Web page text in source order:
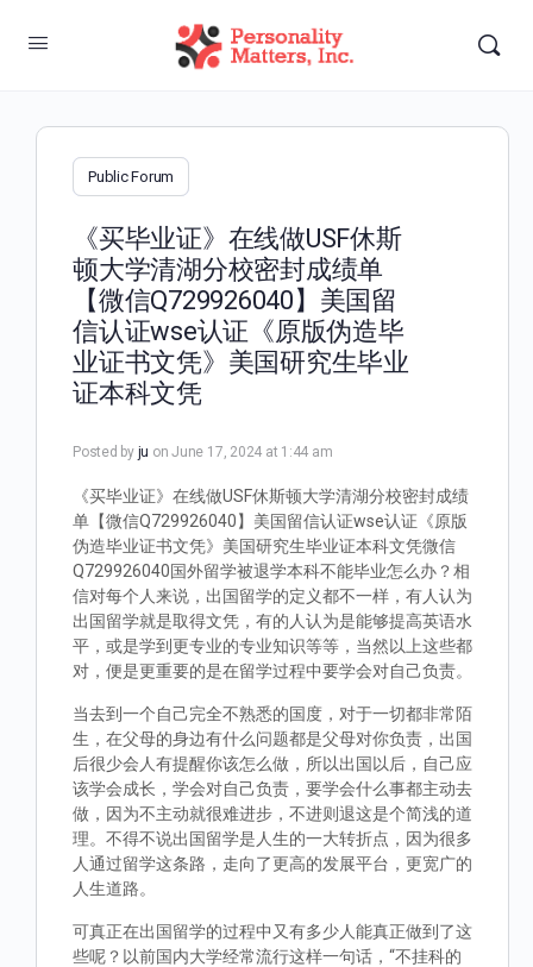
Public Forum
《买毕业证》在线做USF休斯
顿大学清湖分校密封成绩单
【微信Q729926040】美国留
信认证wse认证《原版伪造毕
业证书文凭》美国研究生毕业
证本科文凭
Posted by ju on June 17, 2024 at 1:44 am
《买毕业证》在线做USF休斯顿大学清湖分校密封成绩
单【微信Q729926040】美国留信认证wse认证《原版
伪造毕业证书文凭》美国研究生毕业证本科文凭微信
Q729926040国外留学被退学本科不能毕业怎么办？相
信对每个人来说，出国留学的定义都不一样，有人认为
出国留学就是取得文凭，有的人认为是能够提高英语水
平，或是学到更专业的专业知识等等，当然以上这些都
对，便是更重要的是在留学过程中要学会对自己负责。
当去到一个自己完全不熟悉的国度，对于一切都非常陌
生，在父母的身边有什么问题都是父母对你负责，出国
后很少会人有提醒你该怎么做，所以出国以后，自己应
该学会成长，学会对自己负责，要学会什么事都主动去
做，因为不主动就很难进步，不进则退这是个简浅的道
理。不得不说出国留学是人生的一大转折点，因为很多
人通过留学这条路，走向了更高的发展平台，更宽广的
人生道路。
可真正在出国留学的过程中又有多少人能真正做到了这
些呢？以前国内大学经常流行这样一句话，“不挂科的